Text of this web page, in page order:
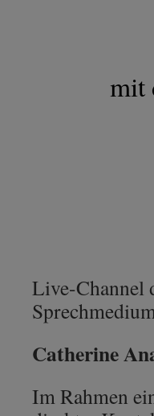
mit
Live-Channel
Catherine
Im Rahmen